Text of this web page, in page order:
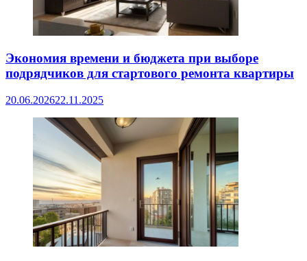
Экономия времени и бюджета при выборе
подрядчиков для стартового ремонта квартиры
20.06.202622.11.2025